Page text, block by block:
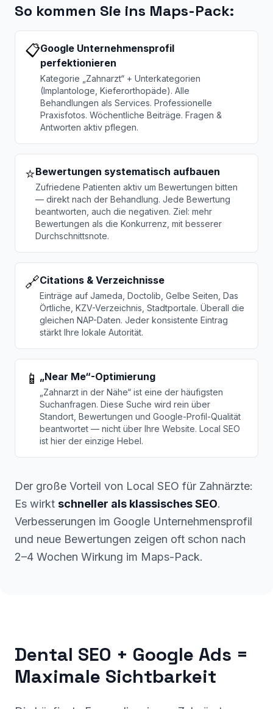
So kommen Sie ins Maps-Pack:
📋Google Unternehmensprofil
perfektionieren
Kategorie „Zahnarzt“ + Unterkategorien
(Implantologe, Kieferorthopäde). Alle
Behandlungen als Services. Professionelle
Praxisfotos. Wöchentliche Beiträge. Fragen &
Antworten aktiv pflegen.
⭐Bewertungen systematisch aufbauen
Zufriedene Patienten aktiv um Bewertungen bitten
— direkt nach der Behandlung. Jede Bewertung
beantworten, auch die negativen. Ziel: mehr
Bewertungen als die Konkurrenz, mit besserer
Durchschnittsnote.
🔗Citations & Verzeichnisse
Einträge auf Jameda, Doctolib, Gelbe Seiten, Das
Örtliche, KZV-Verzeichnis, Stadtportale. Überall die
gleichen NAP-Daten. Jeder konsistente Eintrag
stärkt Ihre lokale Autorität.
📱 „Near Me“-Optimierung
„Zahnarzt in der Nähe“ ist eine der häufigsten
Suchanfragen. Diese Suche wird rein über
Standort, Bewertungen und Google-Profil-Qualität
beantwortet — nicht über Ihre Website. Local SEO
ist hier der einzige Hebel.
Der große Vorteil von Local SEO für Zahnärzte:
Es wirkt schneller als klassisches SEO.
Verbesserungen im Google Unternehmensprofil
und neue Bewertungen zeigen oft schon nach
2–4 Wochen Wirkung im Maps-Pack.
Dental SEO + Google Ads =
Maximale Sichtbarkeit